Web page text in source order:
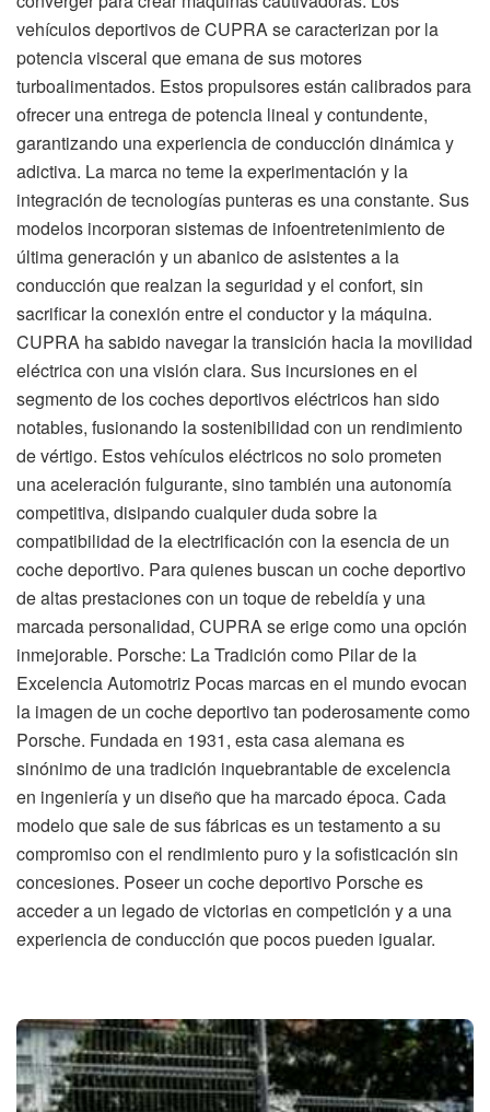
vehículos deportivos de CUPRA se caracterizan por la
potencia visceral que emana de sus motores
turboalimentados. Estos propulsores están calibrados para
ofrecer una entrega de potencia lineal y contundente,
garantizando una experiencia de conducción dinámica y
adictiva. La marca no teme la experimentación y la
integración de tecnologías punteras es una constante. Sus
modelos incorporan sistemas de infoentretenimiento de
última generación y un abanico de asistentes a la
conducción que realzan la seguridad y el confort, sin
sacrificar la conexión entre el conductor y la máquina.
CUPRA ha sabido navegar la transición hacia la movilidad
eléctrica con una visión clara. Sus incursiones en el
segmento de los coches deportivos eléctricos han sido
notables, fusionando la sostenibilidad con un rendimiento
de vértigo. Estos vehículos eléctricos no solo prometen
una aceleración fulgurante, sino también una autonomía
competitiva, disipando cualquier duda sobre la
compatibilidad de la electrificación con la esencia de un
coche deportivo. Para quienes buscan un coche deportivo
de altas prestaciones con un toque de rebeldía y una
marcada personalidad, CUPRA se erige como una opción
inmejorable. Porsche: La Tradición como Pilar de la
Excelencia Automotriz Pocas marcas en el mundo evocan
la imagen de un coche deportivo tan poderosamente como
Porsche. Fundada en 1931, esta casa alemana es
sinónimo de una tradición inquebrantable de excelencia
en ingeniería y un diseño que ha marcado época. Cada
modelo que sale de sus fábricas es un testamento a su
compromiso con el rendimiento puro y la sofisticación sin
concesiones. Poseer un coche deportivo Porsche es
acceder a un legado de victorias en competición y a una
experiencia de conducción que pocos pueden igualar.